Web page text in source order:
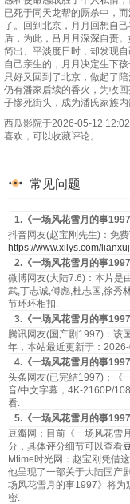
已死于同天龙帮的厮杀中，
了。回到北京，月月回想自
盾，为此，吕月月深深自责
简出、平淡度日时，却发现
自己亲生的，月月决定生下
只好又回到了北京，做起了
仍有潘家后续的香火，为收
子惨死街头，成为潘氏家族内
西瓜影院于2026-05-12
喜欢，可以收藏评论。
常见问题
1.《一场风花雪月的事
抖音网友(赵宝刚先生)：免
https://www.xilys.com/
2.《一场风花雪月的事
微博网友(大陆7.6)：本片是
武,丁志诚,傅彪,杜志国,徐秀
节环环相扣.
3.《一场风花雪月的事
腾讯网友(国产剧1997)：该
年，本站最近更新于：
4.《一场风花雪月的事
头条网友(已完结1997)：《
音/中文字幕，4K-2160P/
看.
5.《一场风花雪月的事
豆瓣网：目前《一场风花雪
分，具体评分细节可以查看
Mtime时光网：赵宝刚凭借
他呈现了一部关于大陆国产
场风花雪月的事1997》将为
密.